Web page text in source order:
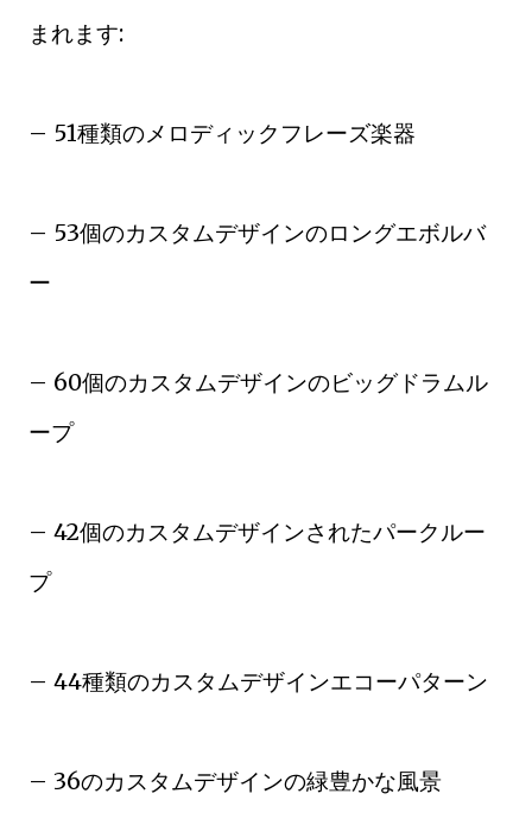
まれます:
– 51種類のメロディックフレーズ楽器
– 53個のカスタムデザインのロングエボルバ
ー
– 60個のカスタムデザインのビッグドラムル
ープ
– 42個のカスタムデザインされたパークルー
プ
– 44種類のカスタムデザインエコーパターン
– 36のカスタムデザインの緑豊かな風景